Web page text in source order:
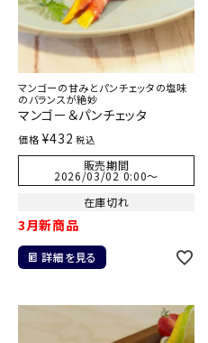
マンゴーの甘みとパンチェッタの塩味
のバランスが絶妙
マンゴー＆パンチェッタ
価格 ¥432 税込
販売期間
2026/03/02 0:00〜
在庫切れ
3月新商品
詳細を見る